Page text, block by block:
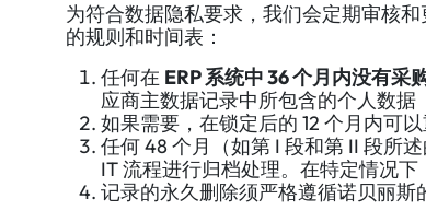
为符合数据隐私要求，我们会定期审核
的规则和时间表：
任何在 ERP 系统中 36 个月内没有
应商主数据记录中所包含的个人数据
如果需要，在锁定后的 12 个月内可
任何 48 个月（如第 I 段和第 II 段所
IT 流程进行归档处理。在特定情况下
记录的永久删除须严格遵循诺贝丽斯